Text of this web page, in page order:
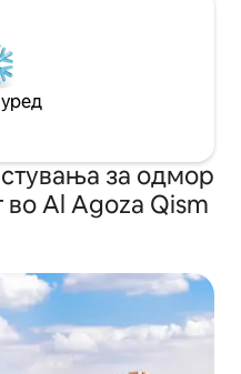
за одмор
во Al Agoza Qism
гостите“